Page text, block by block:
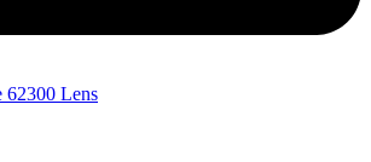
62300 Lens